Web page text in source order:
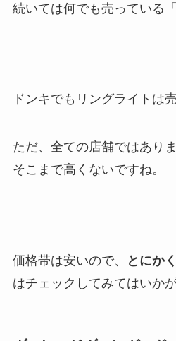
続いては何でも売っている「
ドンキでもリングライトは
ただ、全ての店舗ではあり
そこまで高くないですね。
価格帯は安いので、
とにか
はチェックしてみてはいか